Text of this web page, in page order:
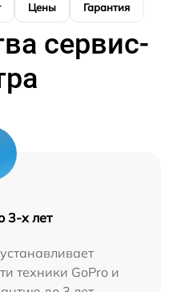
Цены Гарантия
сервис-
3-х лет
техники GoPro и